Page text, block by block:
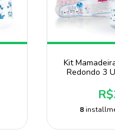
Kit
Redondo 3
8